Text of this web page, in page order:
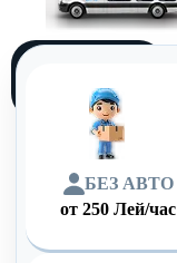
БЕЗ АВТО
от250 Лей/час